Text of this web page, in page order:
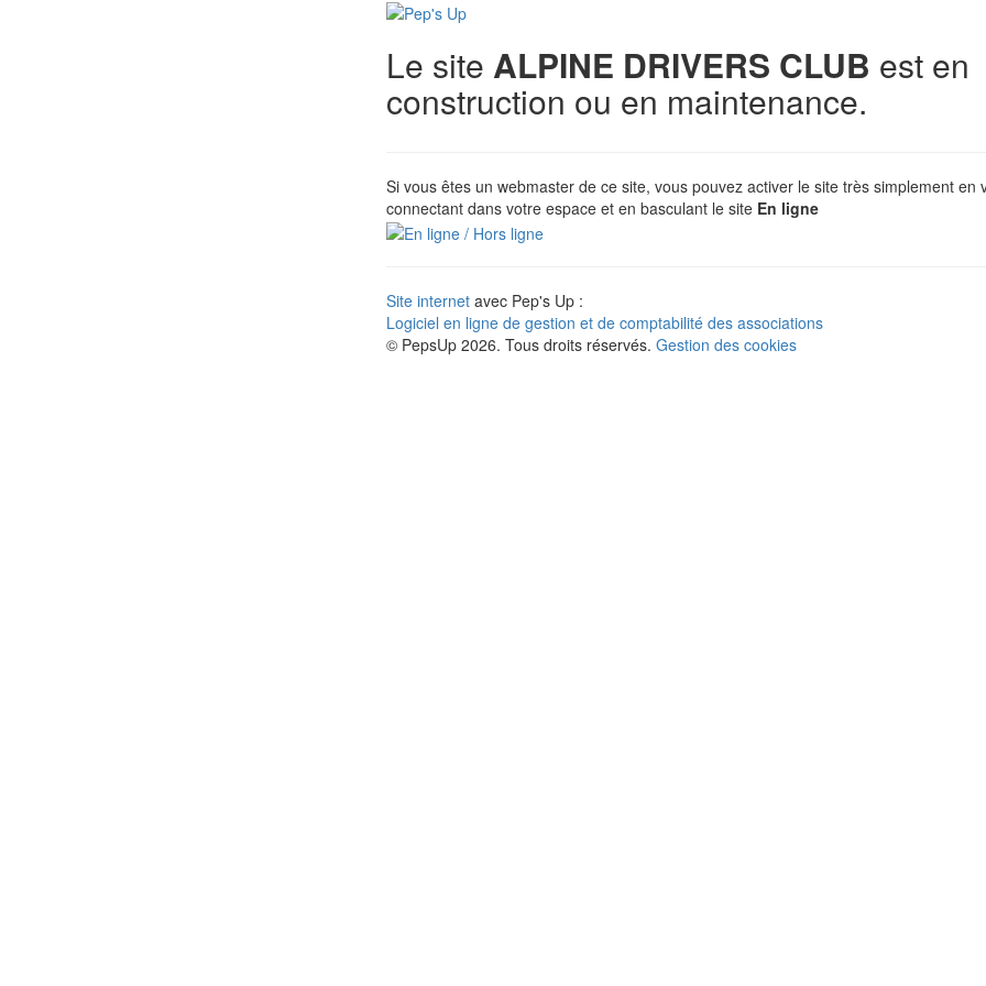
Le site ALPINE DRIVERS CLUB est en
construction ou en maintenance.
Si vous êtes un webmaster de ce site, vous pouvez activer le site très simplement en
connectant dans votre espace et en basculant le site En ligne
Site internet avec Pep's Up :
Logiciel en ligne de gestion et de comptabilité des associations
© PepsUp 2026. Tous droits réservés. Gestion des cookies